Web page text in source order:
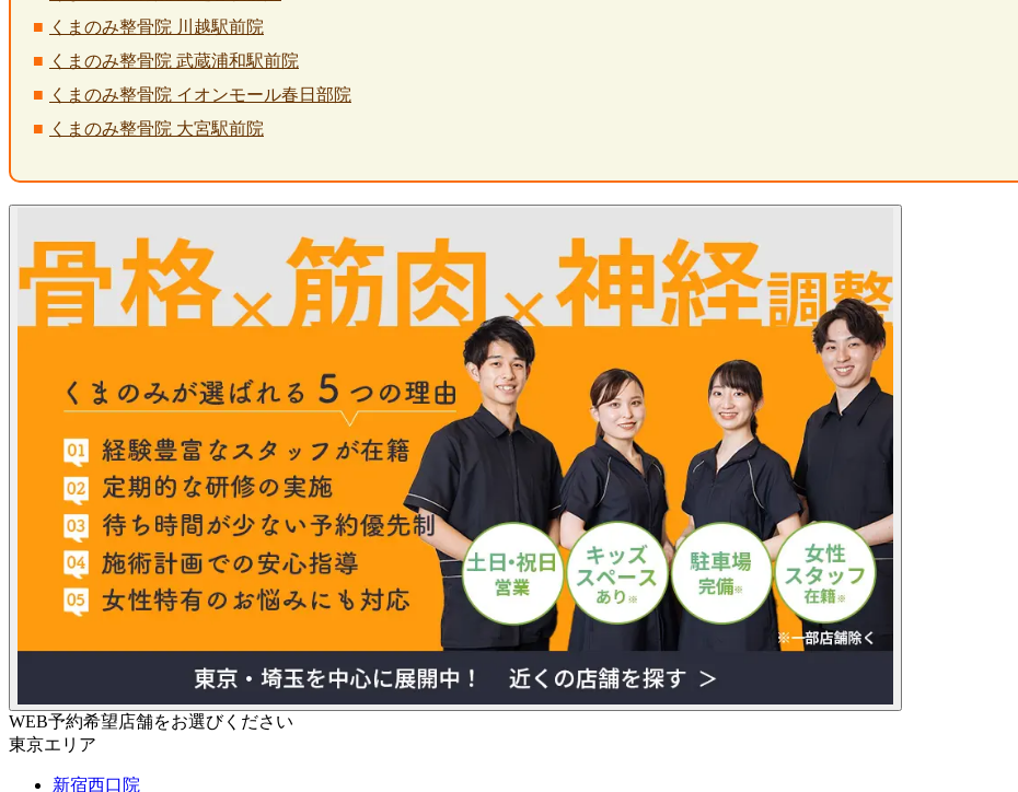
くまのみ整骨院 川越駅前院
くまのみ整骨院 武蔵浦和駅前院
くまのみ整骨院 イオンモール春日部院
くまのみ整骨院 大宮駅前院
WEB予約希望店舗をお選びください
東京エリア
新宿西口院